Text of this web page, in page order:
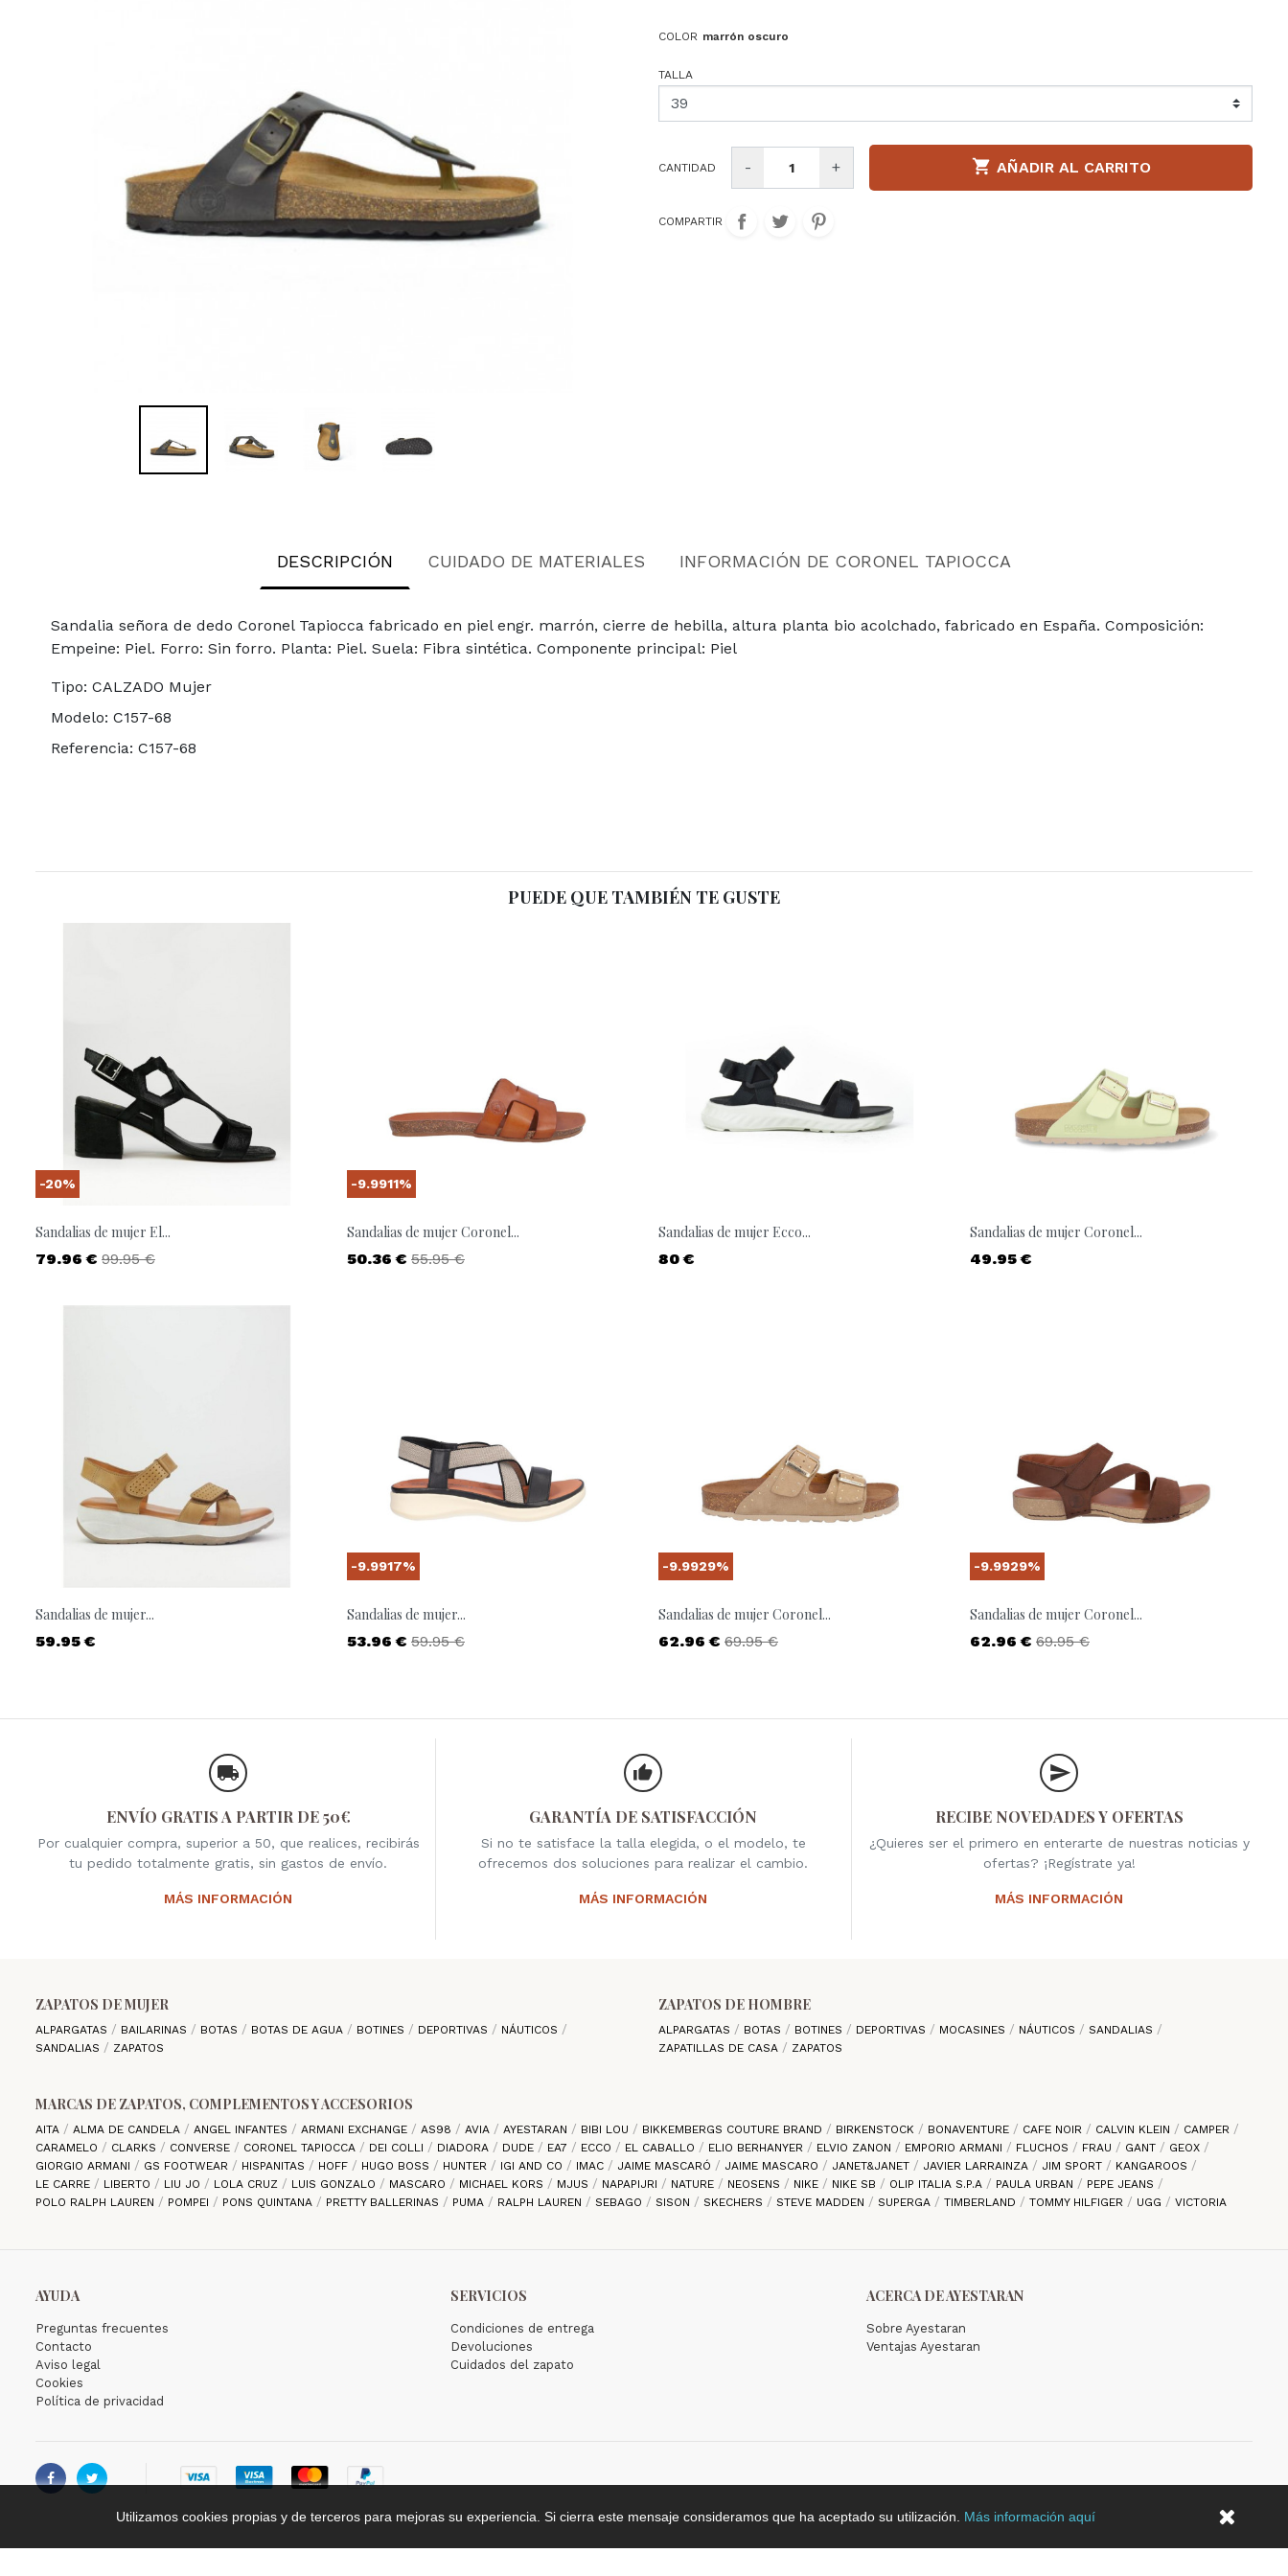
Neosens
Polo Ralph Lauren Pompei Pretty ballerinas
Puma
Ralph Lauren
Sebago Sison
Superga
Timberland
Tommy Hilfiger Ugg Victoria
COLOR marrón oscuro
TALLA
CANTIDAD - +  AÑADIR AL CARRITO
COMPARTIR
DESCRIPCIÓN CUIDADO DE MATERIALES INFORMACIÓN DE CORONEL TAPIOCCA
Sandalia señora de dedo Coronel Tapiocca fabricado en piel engr. marrón, cierre de hebilla, altura planta bio acolchado, fabricado en España. Composición:
Empeine: Piel. Forro: Sin forro. Planta: Piel. Suela: Fibra sintética. Componente principal: Piel
Tipo: CALZADO Mujer
Modelo: C157-68
Referencia: C157-68
PUEDE QUE TAMBIÉN TE GUSTE
Sandalias de mujer El...
Precio
79.96 € Precio base
99.95 €
-20%
Sandalias de mujer Coronel...
Precio
50.36 € Precio base
55.95 €
-9.9911%
Sandalias de mujer Ecco...
Precio
80 €
Sandalias de mujer Coronel...
Precio
49.95 €
Sandalias de mujer...
Precio
59.95 €
Sandalias de mujer...
Precio
53.96 € Precio base
59.95 €
-9.9917%
Sandalias de mujer Coronel...
Precio
62.96 € Precio base
69.95 €
-9.9929%
Sandalias de mujer Coronel...
Precio
62.96 € Precio base
69.95 €
-9.9929%
ENVÍO GRATIS A PARTIR DE 50€
Por cualquier compra, superior a 50, que realices, recibirás
tu pedido totalmente gratis, sin gastos de envío.
MÁS INFORMACIÓN
GARANTÍA DE SATISFACCIÓN
Si no te satisface la talla elegida, o el modelo, te
ofrecemos dos soluciones para realizar el cambio.
MÁS INFORMACIÓN
RECIBE NOVEDADES Y OFERTAS
¿Quieres ser el primero en enterarte de nuestras noticias y
ofertas? ¡Regístrate ya!
MÁS INFORMACIÓN
ZAPATOS DE MUJER
ALPARGATAS BAILARINAS BOTAS BOTAS DE AGUA BOTINES DEPORTIVAS
NÁUTICOS
SANDALIAS
ZAPATOS
ZAPATOS DE HOMBRE
ALPARGATAS BOTAS BOTINES DEPORTIVAS MOCASINES NÁUTICOS
SANDALIAS
ZAPATILLAS DE CASA
ZAPATOS
MARCAS DE ZAPATOS, COMPLEMENTOS Y ACCESORIOS
AITA ALMA DE CANDELA ANGEL INFANTES ARMANI EXCHANGE AS98 AVIA AYESTARAN BIBI LOU BIKKEMBERGS COUTURE BRAND BIRKENSTOCK BONAVENTURE CAFE NOIR CALVIN KLEIN
CAMPER
CARAMELO
CLARKS CONVERSE CORONEL TAPIOCCA DEI COLLI DIADORA DUDE EA7 ECCO EL CABALLO ELIO BERHANYER ELVIO ZANON EMPORIO ARMANI FLUCHOS FRAU GANT
GEOX
GIORGIO ARMANI
GS FOOTWEAR HISPANITAS HOFF HUGO BOSS HUNTER IGI AND CO IMAC JAIME MASCARÓ JAIME MASCARO JANET&JANET JAVIER LARRAINZA JIM SPORT
KANGAROOS
LE CARRE
LIBERTO LIU JO LOLA CRUZ LUIS GONZALO MASCARO MICHAEL KORS MJUS NAPAPIJRI NATURE NEOSENS NIKE NIKE SB OLIP ITALIA S.P.A PAULA URBAN
PEPE JEANS
POLO RALPH LAUREN
POMPEI PONS QUINTANA PRETTY BALLERINAS PUMA RALPH LAUREN SEBAGO SISON SKECHERS STEVE MADDEN SUPERGA TIMBERLAND TOMMY HILFIGER UGG VICTORIA
AYUDA
Preguntas frecuentes
Contacto
Aviso legal
Cookies
Política de privacidad
SERVICIOS
Condiciones de entrega
Devoluciones
Cuidados del zapato
ACERCA DE AYESTARAN
Sobre Ayestaran
Ventajas Ayestaran
Utilizamos cookies propias y de terceros para mejoras su experiencia. Si cierra este mensaje consideramos que ha aceptado su utilización. Más información aquí
 